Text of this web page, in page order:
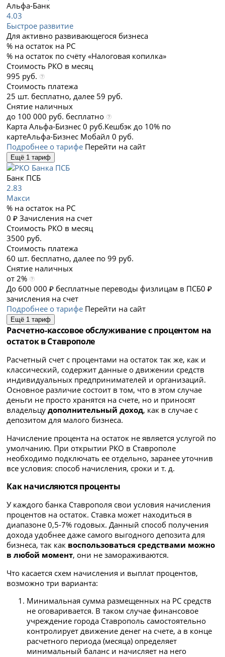
Альфа-Банк
4.03
Быстрое развитие
Для активно развивающегося бизнеса
% на остаток на РС
% на остаток по счёту «Налоговая копилка»
Стоимость РКО в месяц
995 руб.
Стоимость платежа
25 шт. бесплатно, далее 59 руб.
Снятие наличных
до 100 000 руб. бесплатно
Карта Альфа-Бизнес 0 руб.Кешбэк до 10% по
картеАльфа-Бизнес Мобайл 0 руб.
Подробнее о тарифе Перейти на сайт
Ещё 1 тариф
Банк ПСБ
2.83
Макси
% на остаток на РС
0 ₽ Зачисления на счет
Стоимость РКО в месяц
3500 руб.
Стоимость платежа
60 шт. бесплатно, далее по 99 руб.
Снятие наличных
от 2%
До 600 000 ₽ бесплатные переводы физлицам в ПСБ0 ₽
зачисления на счет
Подробнее о тарифе Перейти на сайт
Ещё 1 тариф
Расчетно-кассовое обслуживание с процентом на
остаток в Ставрополе
Расчетный счет с процентами на остаток так же, как и
классический, содержит данные о движении средств
индивидуальных предпринимателей и организаций.
Основное различие состоит в том, что в этом случае
деньги не просто хранятся на счете, но и приносят
владельцудополнительный доход, как в случае с
депозитом для малого бизнеса.
Начисление процента на остаток не является услугой по
умолчанию. При открытии РКО в Ставрополе
необходимо подключать ее отдельно, заранее уточнив
все условия: способ начисления, сроки и т. д.
Как начисляются проценты
У каждого банка Ставрополя свои условия начисления
процентов на остаток. Ставка может находиться в
диапазоне 0,5-7% годовых. Данный способ получения
дохода удобнее даже самого выгодного депозита для
бизнеса, так как воспользоваться средствами можно
в любой момент, они не замораживаются.
Что касается схем начисления и выплат процентов,
возможно три варианта:
Минимальная сумма размещенных на РС средств
не оговаривается. В таком случае финансовое
учреждение города Ставрополь самостоятельно
контролирует движение денег на счете, а в конце
расчетного периода (месяца) определяет
минимальный баланс и начисляет на него